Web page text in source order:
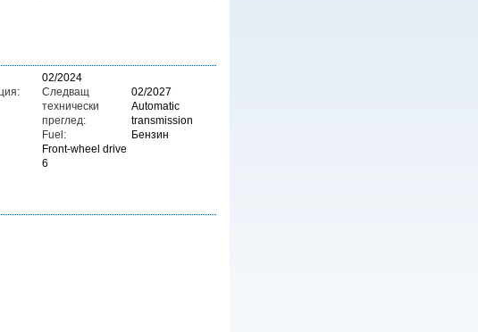
02/2024
Следващ
технически
преглед:
02/2027
Automatic
transmission
Fuel:
Бензин
Front-wheel drive
6